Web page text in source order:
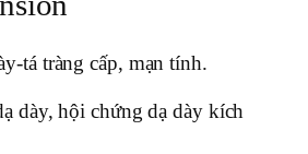
tá tràng cấp, mạn tính.
dày, hội chứng dạ dày kích